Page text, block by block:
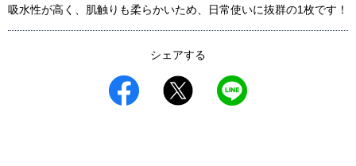
吸水性が高く、肌触りも柔らかいため、日常使いに抜群の1枚です！
シェアする